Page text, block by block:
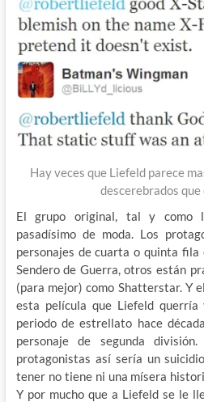
Hay veces que Liefeld parece
descerebrados
El grupo original, tal y como
pasadísimo de moda. Los
personajes de cuarta o quinta fila
Sendero de Guerra, otros están
(para mejor) como Shatterstar. Y
esta película que Liefeld
periodo de estrellato hace
personaje de segunda
protagonistas así sería un
tener no tiene ni una mísera
Y por mucho que a Liefeld se le